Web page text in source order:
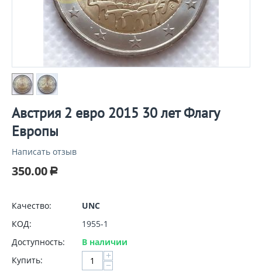
Австрия 2 евро 2015 30 лет Флагу
Европы
Написать отзыв
350.00 Р
Качество:
UNC
КОД:
1955-1
Доступность:
В наличии
Купить:
+
−